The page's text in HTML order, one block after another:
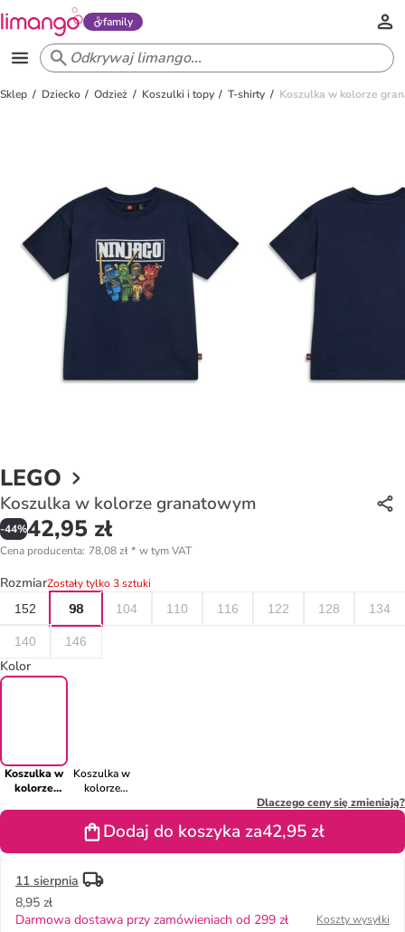
family
Sklep Dziecko Odzież Koszulki i topy T-shirty Koszulka w kolorze
LEGO
Koszulka w kolorze granatowym
-44%42,95 zł
Cena producenta: 78,08 zł* w tym VAT
RozmiarZostały tylko 3 sztuki
152
98 104 110 116 122 128 134
140 146
Kolor
Koszulka w
kolorze
Koszulka w
kolorze
Dlaczego ceny się zmieniają?
Dodaj do koszyka za42,95 zł
11 sierpnia
8,95 zł
Darmowa dostawa przy zamówieniach od 299 zł
Koszty wysyłki